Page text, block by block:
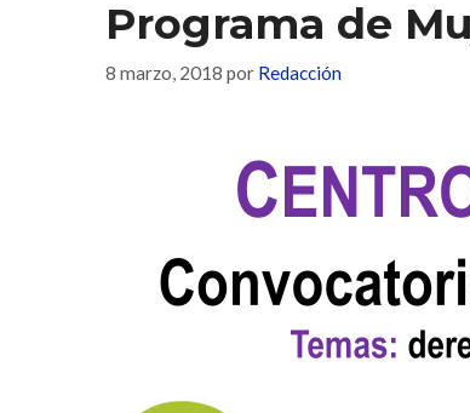
Programa de
8 marzo, 2018 por Redacción